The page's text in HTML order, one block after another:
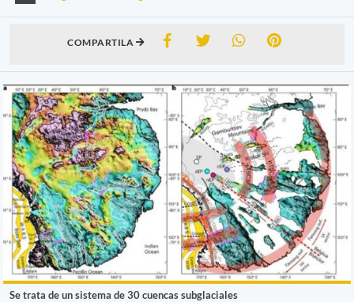
COMPARTILA
Se trata de un sistema de 30 cuencas subglaciales